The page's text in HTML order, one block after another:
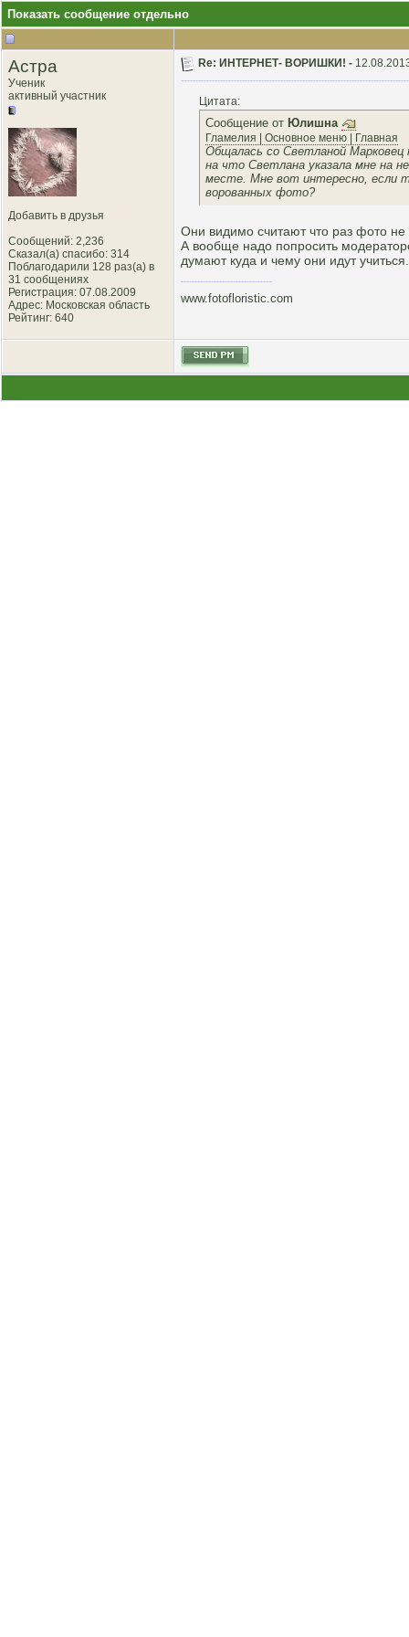
Показать сообщение отдельно
Астра
Ученик
активный участник
Добавить в друзья
Сообщений: 2,236
Сказал(а) спасибо: 314
Поблагодарили 128 раз(а) в
31 сообщениях
Регистрация: 07.08.2009
Адрес: Московская область
Рейтинг: 640
Re: ИНТЕРНЕТ- ВОРИШКИ! -
Цитата:
Сообщение от Юлишна
Гламелия | Основное меню | Главная
Общалась со Светланой Марковец
на что Светлана указала мне на
месте. Мне вот интересно, если
ворованных фото?
Они видимо считают что раз фото не
А вообще надо попросить
думают куда и чему они идут учиться.
www.fotofloristic.com